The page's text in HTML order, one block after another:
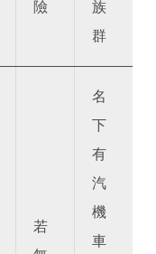
險
族
群
若
名
下
有
汽
機
車